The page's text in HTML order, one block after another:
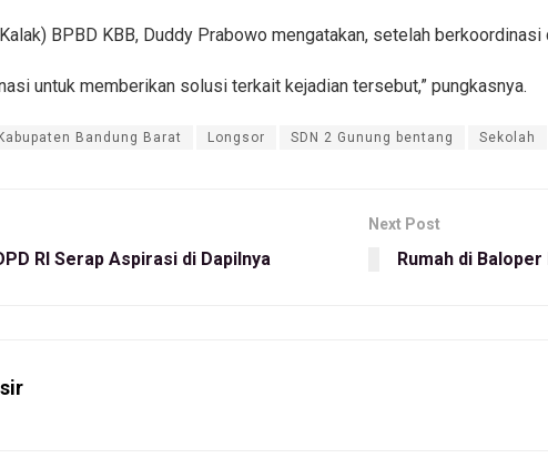
BPBD KBB, Duddy Prabowo mengatakan, setelah
untuk memberikan solusi terkait kejadian tersebut,” pungkasnya.
Kabupaten Bandung Barat Longsor SDN 2 Gunung bentang Sekolah
RI Serap Aspirasi di Dapilnya
Next Post
Rumah di